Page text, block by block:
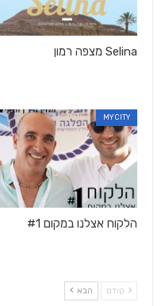
Selina מצפה רמון
MY CITY
הלקוח אצלנו במקום #1
קודם הבא